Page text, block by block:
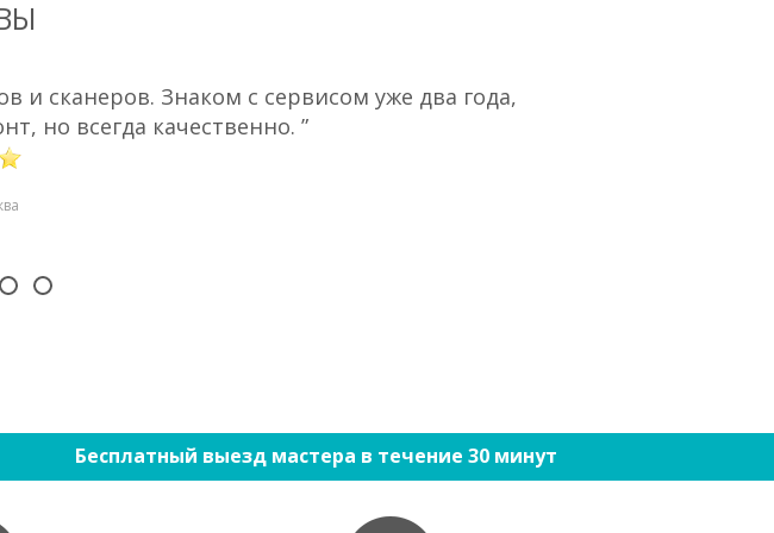
и сканеров. Знаком с сервисом уже два года,
но всегда качественно. ”
Бесплатный выезд мастера в течение 30 минут